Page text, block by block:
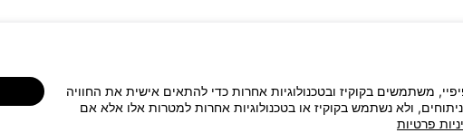
משתמשים בקוקיז ובטכנולוגיות אחרות כדי להתאים אישית את החוויה
ולא נשתמש בקוקיז או בטכנולוגיות אחרות למטרות אלו אלא אם
פרטיות